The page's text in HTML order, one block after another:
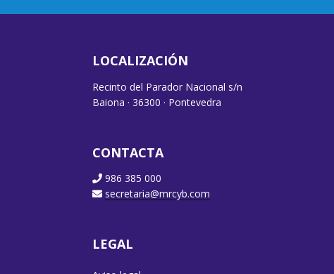
LOCALIZACIÓN
Recinto del Parador Nacional s/n
Baiona · 36300 · Pontevedra
CONTACTA
986 385 000
secretaria@mrcyb.com
LEGAL